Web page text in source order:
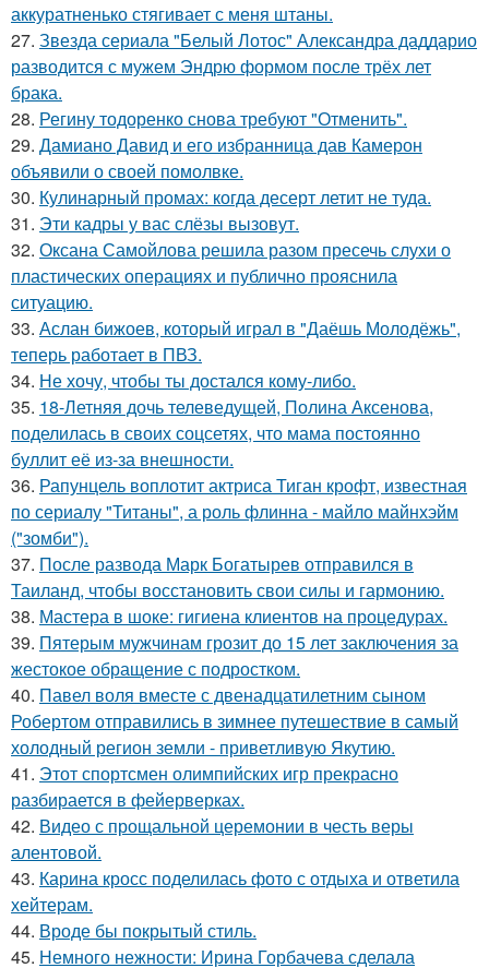
аккуратненько стягивает с меня штаны.
27. Звезда сериала "Белый Лотос" Александра даддарио
разводится с мужем Эндрю формом после трёх лет
брака.
28. Регину тодоренко снова требуют "Отменить".
29. Дамиано Давид и его избранница дав Камерон
объявили о своей помолвке.
30. Кулинарный промах: когда десерт летит не туда.
31. Эти кадры у вас слёзы вызовут.
32. Оксана Самойлова решила разом пресечь слухи о
пластических операциях и публично прояснила
ситуацию.
33. Аслан бижоев, который играл в "Даёшь Молодёжь",
теперь работает в ПВЗ.
34. Не хочу, чтобы ты достался кому-либо.
35. 18-Летняя дочь телеведущей, Полина Аксенова,
поделилась в своих соцсетях, что мама постоянно
буллит её из-за внешности.
36. Рапунцель воплотит актриса Тиган крофт, известная
по сериалу "Титаны", а роль флинна - майло майнхэйм
("зомби").
37. После развода Марк Богатырев отправился в
Таиланд, чтобы восстановить свои силы и гармонию.
38. Мастера в шоке: гигиена клиентов на процедурах.
39. Пятерым мужчинам грозит до 15 лет заключения за
жестокое обращение с подростком.
40. Павел воля вместе с двенадцатилетним сыном
Робертом отправились в зимнее путешествие в самый
холодный регион земли - приветливую Якутию.
41. Этот спортсмен олимпийских игр прекрасно
разбирается в фейерверках.
42. Видео с прощальной церемонии в честь веры
алентовой.
43. Карина кросс поделилась фото с отдыха и ответила
хейтерам.
44. Вроде бы покрытый стиль.
45. Немного нежности: Ирина Горбачева сделала